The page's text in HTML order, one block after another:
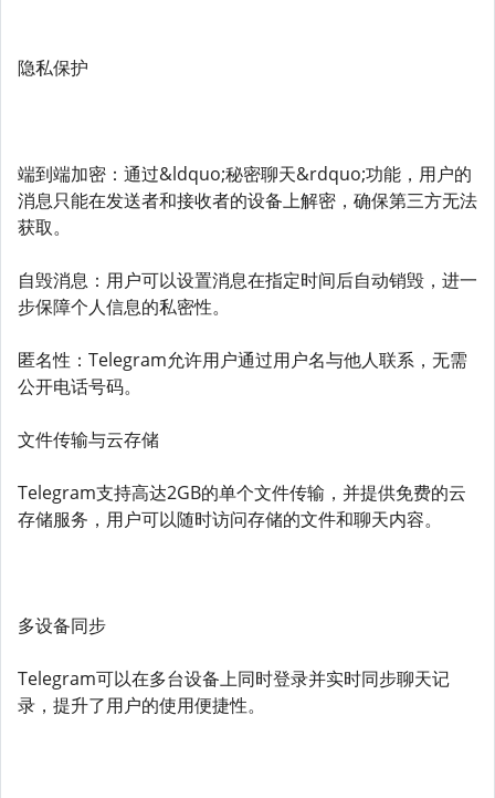
隐私保护
端到端加密：通过&ldquo;秘密聊天&rdquo;功能，用户的
消息只能在发送者和接收者的设备上解密，确保第三方无法
获取。
自毁消息：用户可以设置消息在指定时间后自动销毁，进一
步保障个人信息的私密性。
匿名性：Telegram允许用户通过用户名与他人联系，无需
公开电话号码。
文件传输与云存储
Telegram支持高达2GB的单个文件传输，并提供免费的云
存储服务，用户可以随时访问存储的文件和聊天内容。
多设备同步
Telegram可以在多台设备上同时登录并实时同步聊天记
录，提升了用户的使用便捷性。